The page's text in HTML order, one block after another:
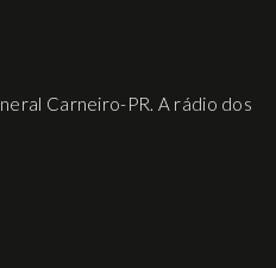
Carneiro-PR. A rádio dos